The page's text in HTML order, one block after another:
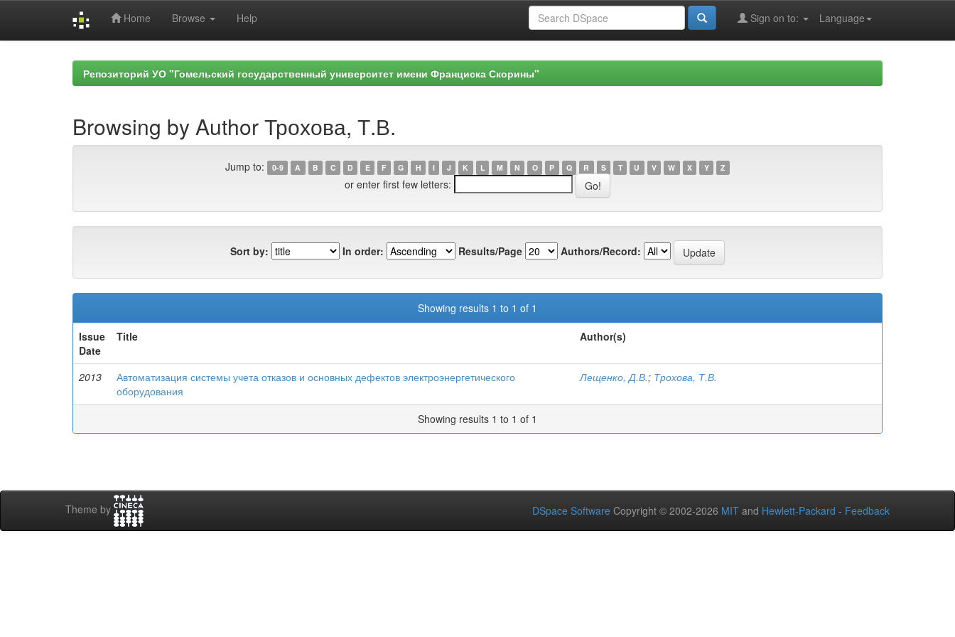
Home Browse Help Language
Sign on to:
Репозиторий УО "Гомельский государственный университет имени Франциска Скорины"
Browsing by Author Трохова, Т.В.
Jump to: 0-9 A B C D E F G H I J K L M N O P Q R S T U V W X Y Z
or enter first few letters:
Sort by: In order: Results/Page Authors/Record:
Showing results 1 to 1 of 1
Issue
Date
Title Author(s)
2013
Автоматизация системы учета отказов и основных дефектов электроэнергетического
оборудования
Лещенко, Д.В.; Трохова, Т.В.
Showing results 1 to 1 of 1
Theme by DSpace Software Copyright © 2002-2026 MIT and Hewlett-Packard - Feedback